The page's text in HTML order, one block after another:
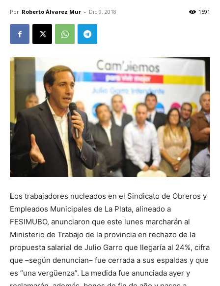
Por Roberto Álvarez Mur - Dic 9, 2018 1591
Los trabajadores nucleados en el Sindicato de Obreros y
Empleados Municipales de La Plata, alineado a
FESIMUBO, anunciaron que este lunes marcharán al
Ministerio de Trabajo de la provincia en rechazo de la
propuesta salarial de Julio Garro que llegaría al 24%, cifra
que –según denuncian– fue cerrada a sus espaldas y que
es “una vergüenza”. La medida fue anunciada ayer y